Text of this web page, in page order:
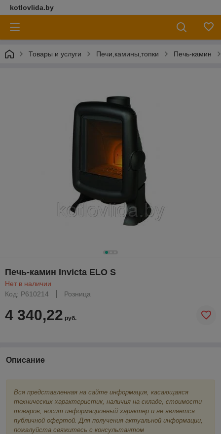
kotlovlida.by
Товары и услуги Печи,камины,топки Печь-камин
Печь-камин Invicta ELO S
Нет в наличии
Код: P610214
Розница
4 340,22 руб.
Описание
Вся представленная на сайте информация, касающаяся
технических характеристик, наличия на складе, стоимости
товаров, носит информационный характер и не является
публичной офертой. Для получения актуальной информации,
пожалуйста свяжитесь с консультантом